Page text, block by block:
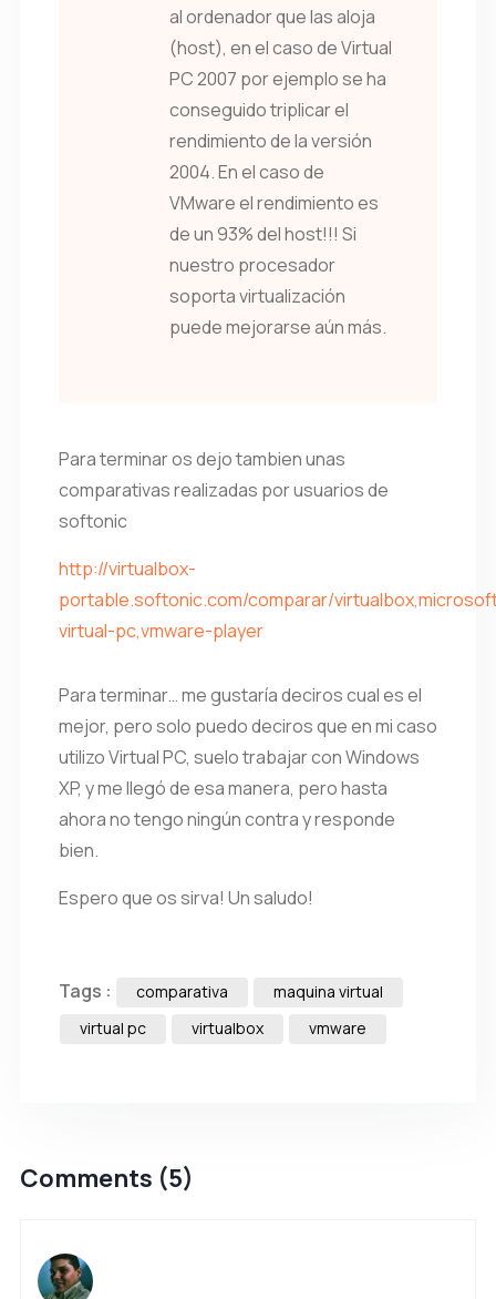
al ordenador que las aloja
(host), en el caso de Virtual
PC 2007 por ejemplo se ha
conseguido triplicar el
rendimiento de la versión
2004. En el caso de
VMware el rendimiento es
de un 93% del host!!! Si
nuestro procesador
soporta virtualización
puede mejorarse aún más.
Para terminar os dejo tambien unas
comparativas realizadas por usuarios de
softonic
http://virtualbox-
portable.softonic.com/comparar/
virtual-pc,vmware-player
Para terminar… me gustaría deciros cual es el
mejor, pero solo puedo deciros que en mi caso
utilizo Virtual PC, suelo trabajar con Windows
XP, y me llegó de esa manera, pero hasta
ahora no tengo ningún contra y responde
bien.
Espero que os sirva! Un saludo!
Tags : comparativa
maquina virtual
virtual pc
virtualbox vmware
Comments (5)